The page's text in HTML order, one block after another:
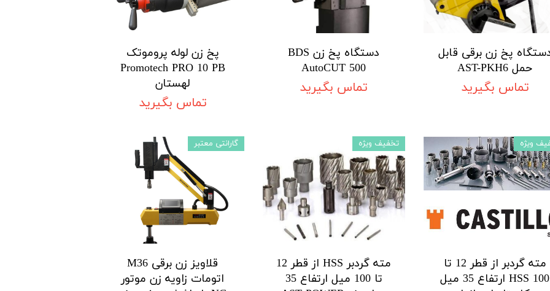
پخ زن برقی قابل
حمل AST-PKH6
تماس بگیرید
دستگاه پخ زن BDS
AutoCUT 500
تماس بگیرید
پخ زن لوله پروموتک
Promotech PRO 10 PB
لهستان
تماس بگیرید
مته گردبر از قطر 12 تا
100 HSS ارتفاع 35 میل
ویژه
مته گردبر HSS از قطر 12
تا 100 میل ارتفاع 35
تخفیف ویژه
قلاویز زن برقی M36
اتومات زاویه زن موتور
گارانتی معتبر